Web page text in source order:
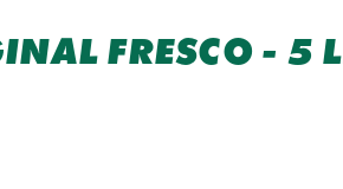
FRESCO - 5